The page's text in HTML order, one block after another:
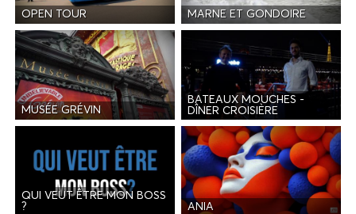
OPEN TOUR MARNE ET GONDOIRE
MUSÉE GRÉVIN
BATEAUX MOUCHES -
DÎNER CROISIÈRE
QUI VEUT ÊTRE MON BOSS
?
ANIA